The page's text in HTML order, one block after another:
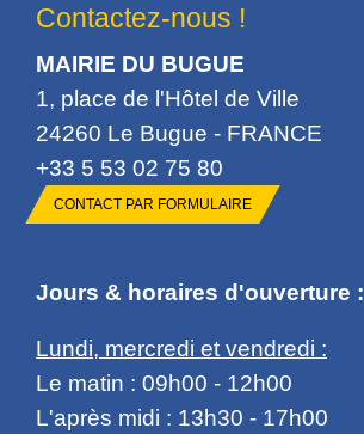
Contactez-nous !
MAIRIE DU BUGUE
1, place de l'Hôtel de Ville
24260 Le Bugue - FRANCE
+33 5 53 02 75 80
CONTACT PAR FORMULAIRE
Jours & horaires d'ouverture :
Lundi, mercredi et vendredi :
Le matin : 09h00 - 12h00
L'après midi : 13h30 - 17h00